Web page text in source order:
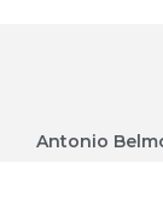
Antonio